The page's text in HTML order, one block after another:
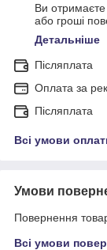
Ви
або гроші
Детальніше
Післяплата
Оплата за
Післяплата
Всі умови
Умови
Повернення
Всі умови